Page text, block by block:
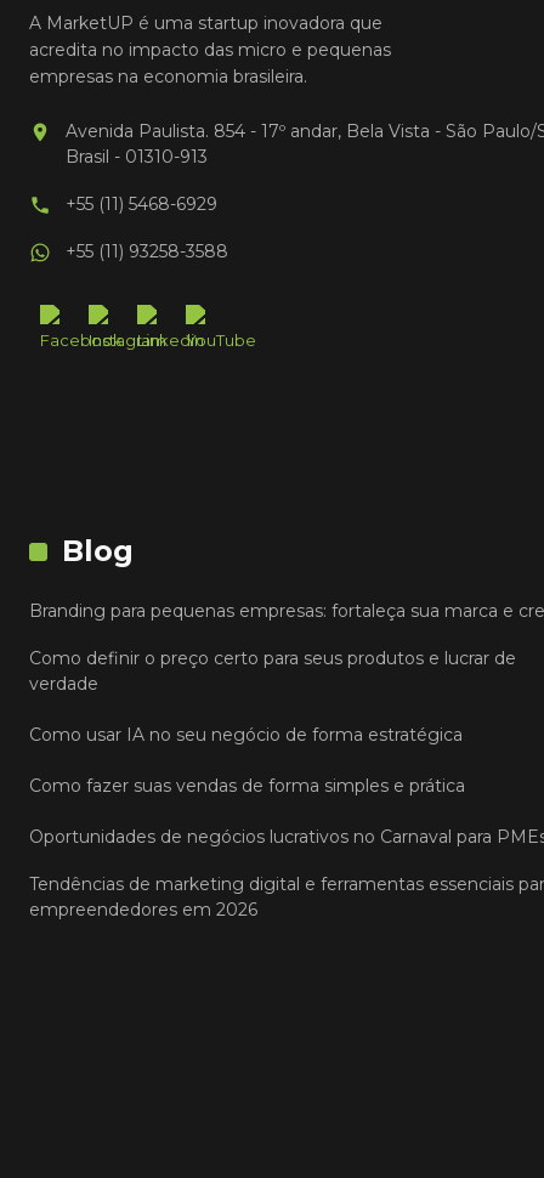
A MarketUP é uma startup inovadora que
acredita no impacto das micro e pequenas
empresas na economia brasileira.
Avenida Paulista. 854 - 17º andar, Bela Vista - São Paulo/
Brasil - 01310-913
+55 (11) 5468-6929
+55 (11) 93258-3588
Blog
Branding para pequenas empresas: fortaleça sua marca e
Como definir o preço certo para seus produtos e lucrar de
verdade
Como usar IA no seu negócio de forma estratégica
Como fazer suas vendas de forma simples e prática
Oportunidades de negócios lucrativos no Carnaval para
Tendências de marketing digital e ferramentas essenciais
empreendedores em 2026